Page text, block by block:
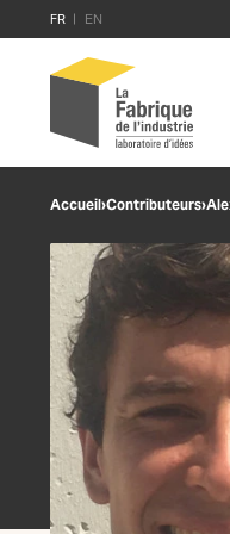
FR
EN
Accueil›Contributeurs›